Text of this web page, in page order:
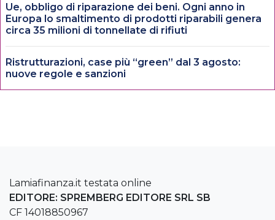
Ue, obbligo di riparazione dei beni. Ogni anno in
Europa lo smaltimento di prodotti riparabili genera
circa 35 milioni di tonnellate di rifiuti
Ristrutturazioni, case più “green” dal 3 agosto:
nuove regole e sanzioni
Lamiafinanza.it testata online
EDITORE: SPREMBERG EDITORE SRL SB
CF 14018850967